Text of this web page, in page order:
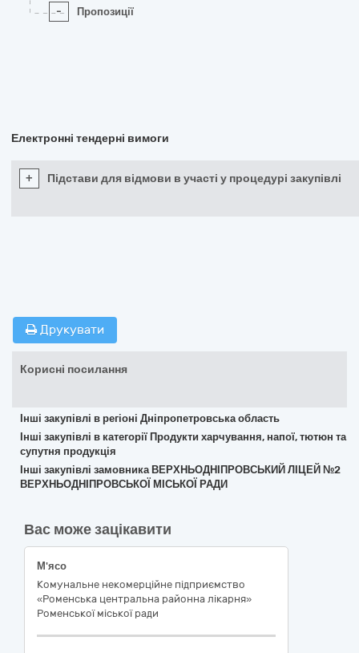
- Пропозиції
Електронні тендерні вимоги
+ Підстави для відмови в участі у процедурі закупівлі
Друкувати
Корисні посилання
Інші закупівлі в регіоні Дніпропетровська область
Інші закупівлі в категорії Продукти харчування, напої, тютюн та
супутня продукція
Інші закупівлі замовника ВЕРХНЬОДНІПРОВСЬКИЙ ЛІЦЕЙ №2
ВЕРХНЬОДНІПРОВСЬКОЇ МІСЬКОЇ РАДИ
Вас може зацікавити
М'ясо
Комунальне некомерційне підприємство
«Роменська центральна районна лікарня»
Роменської міської ради